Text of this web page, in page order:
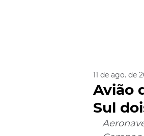
Avião
Sul
11 de ago. de